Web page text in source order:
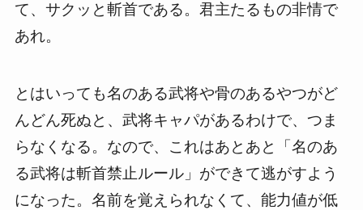
て、サクッと斬首である。君主たるもの非情で
あれ。
とはいっても名のある武将や骨のあるやつがど
んどん死ぬと、武将キャパがあるわけで、つま
らなくなる。なので、これはあとあと「名のあ
る武将は斬首禁止ルール」ができて逃がすよう
になった。名前を覚えられなくて、能力値が低